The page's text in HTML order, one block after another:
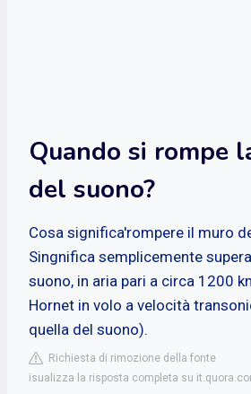
Quando si rompe
del suono?
Cosa significa'rompere il muro
Singnifica semplicemente
suono, in aria pari a circa 1200
Hornet in volo a velocità
quella del suono).
Richiesta di rimozione della fonte
isualizza la risposta completa su